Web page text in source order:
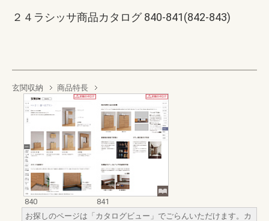
２４ラシッサ商品カタログ 840-841(842-843)
玄関収納 商品特長
840
841
お探しのページは「カタログビュー」でごらんいただけます。カ